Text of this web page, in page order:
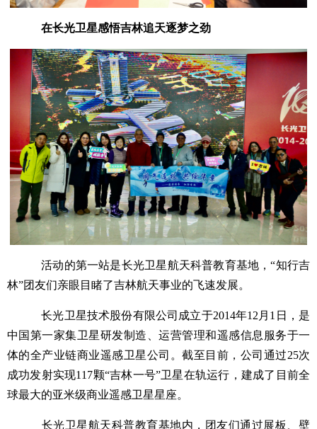
在长光卫星感悟吉林追天逐梦之劲
活动的第一站是长光卫星航天科普教育基地，“知行吉
林”团友们亲眼目睹了吉林航天事业的飞速发展。
长光卫星技术股份有限公司成立于2014年12月1日，是
中国第一家集卫星研发制造、运营管理和遥感信息服务于一
体的全产业链商业遥感卫星公司。截至目前，公司通过25次
成功发射实现117颗“吉林一号”卫星在轨运行，建成了目前全
球最大的亚米级商业遥感卫星星座。
长光卫星航天科普教育基地内，团友们通过展板、壁